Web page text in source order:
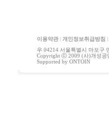
이용약관 개인정보취급방침
우 04214 서울특별시 마포구
Copyright ⓒ 2009 (사)개성공
Supported by ONTOIN